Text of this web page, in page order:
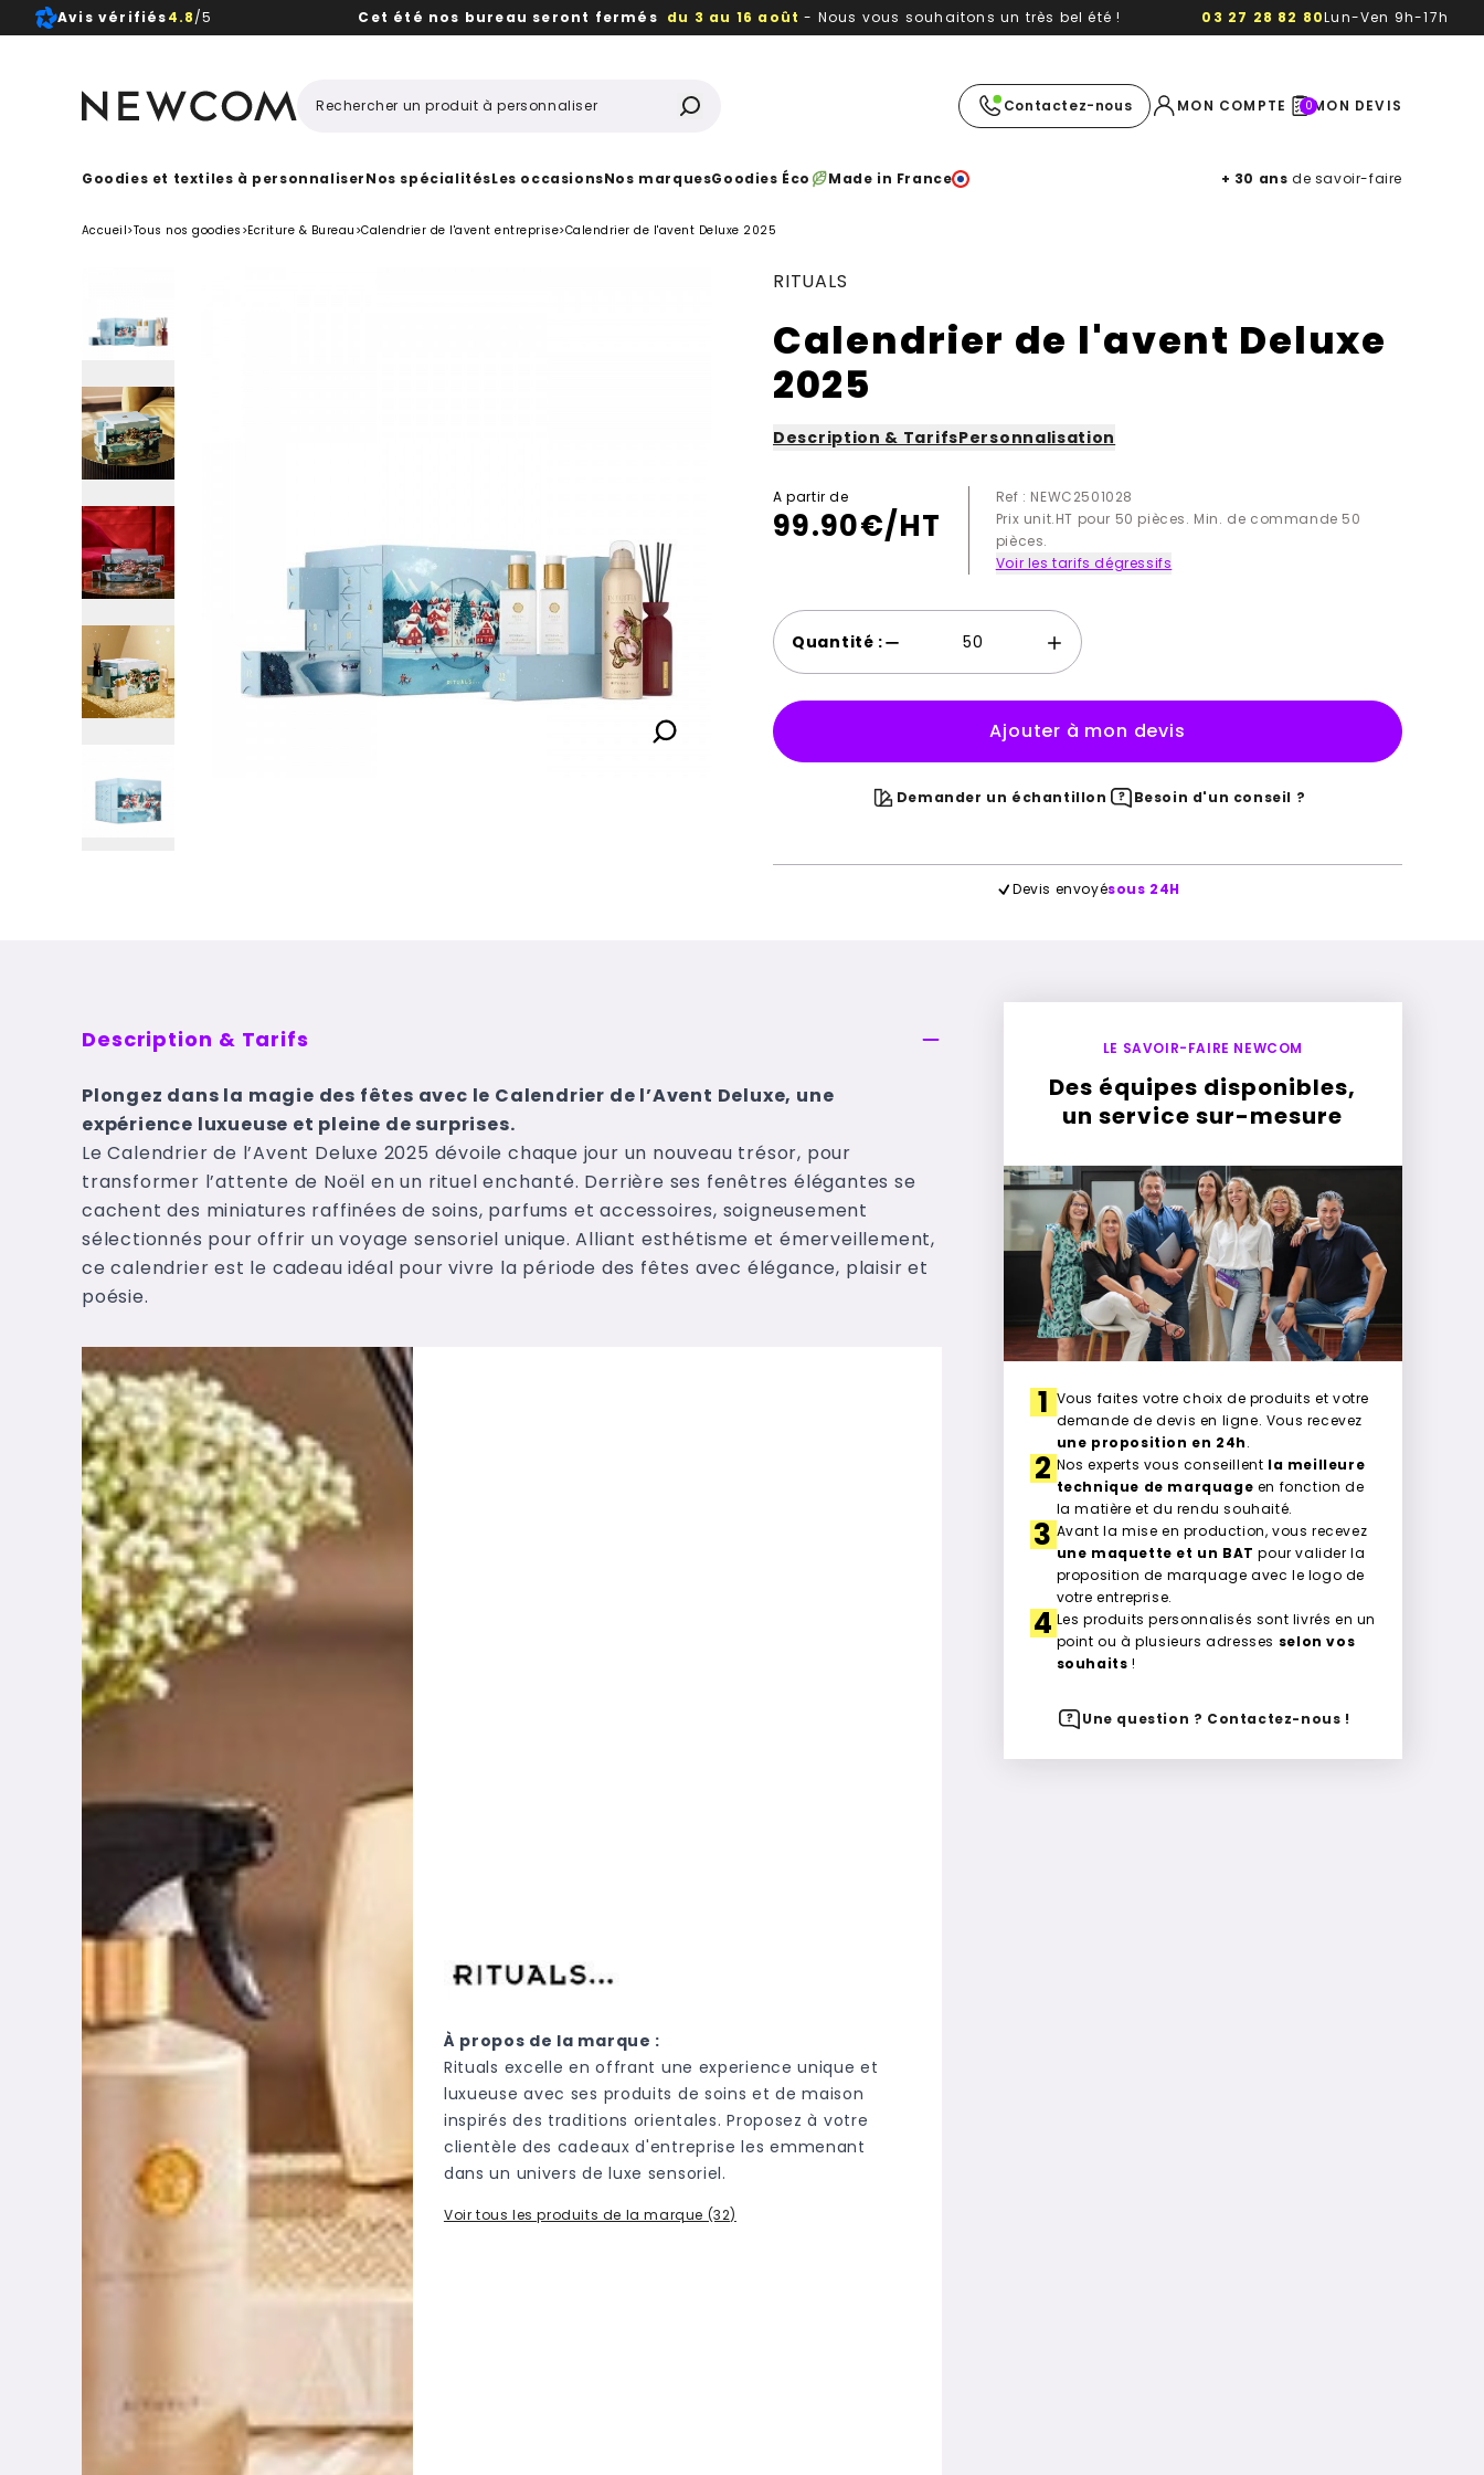
Avis vérifiés4.8/5 Cet été nos bureau seront fermés du 3 au 16 août - Nous vous souhaitons un très bel été !
03 27 28 82 80Lun-Ven 9h-17h
Contactez-nous MON COMPTE 0MON DEVIS
Goodies et textiles à personnaliserNos spécialitésLes occasionsNos marquesGoodies Éco Made in France + 30 ans de savoir-faire
Accueil>Tous nos goodies >Ecriture & Bureau >Calendrier de l'avent entreprise>Calendrier de l'avent Deluxe 2025
RITUALS
Calendrier de l'avent Deluxe
2025
Description & TarifsPersonnalisation
A partir de
99.90€/HT
Ref : NEWC2501028
Prix unit.HT pour 50 pièces. Min. de commande 50
pièces.
Voir les tarifs dégressifs
Quantité :
Ajouter à mon devis
Demander un échantillon Besoin d'un conseil ?
Devis envoyésous 24H
Description & Tarifs
Plongez dans la magie des fêtes avec le Calendrier de l’Avent Deluxe, une
expérience luxueuse et pleine de surprises.
Le Calendrier de l’Avent Deluxe 2025 dévoile chaque jour un nouveau trésor, pour
transformer l’attente de Noël en un rituel enchanté. Derrière ses fenêtres élégantes se
cachent des miniatures raffinées de soins, parfums et accessoires, soigneusement
sélectionnés pour offrir un voyage sensoriel unique. Alliant esthétisme et émerveillement,
ce calendrier est le cadeau idéal pour vivre la période des fêtes avec élégance, plaisir et
poésie.
À propos de la marque :
Rituals excelle en offrant une experience unique et
luxueuse avec ses produits de soins et de maison
inspirés des traditions orientales. Proposez à votre
clientèle des cadeaux d'entreprise les emmenant
dans un univers de luxe sensoriel.
Voir tous les produits de la marque (32)
LE SAVOIR-FAIRE NEWCOM
Des équipes disponibles,
un service sur-mesure
1 Vous faites votre choix de produits et votre
demande de devis en ligne. Vous recevez
une proposition en 24h.
2 Nos experts vous conseillent la meilleure
technique de marquage en fonction de
la matière et du rendu souhaité.
3 Avant la mise en production, vous recevez
une maquette et un BAT pour valider la
proposition de marquage avec le logo de
votre entreprise.
4 Les produits personnalisés sont livrés en un
point ou à plusieurs adresses selon vos
souhaits !
Une question ? Contactez-nous !